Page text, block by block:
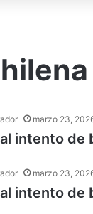
marzo 23,
intento
marzo 23,
intento